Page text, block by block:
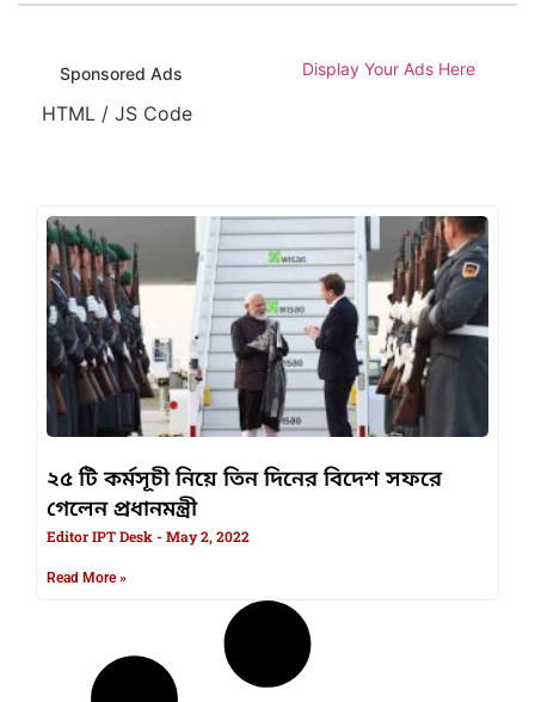
Sponsored Ads Display Your Ads Here
HTML / JS Code
২৫ টি কর্মসূচী নিয়ে তিন দিনের বিদেশ সফরে
গেলেন প্রধানমন্ত্রী
Editor IPT Desk May 2, 2022
Read More »